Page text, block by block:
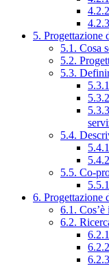
5. Progettazione
5.1. Cosa
5.2.
5.3.
5.4.
5.5. Co-
6. Progettazione
6.1.
6.2.